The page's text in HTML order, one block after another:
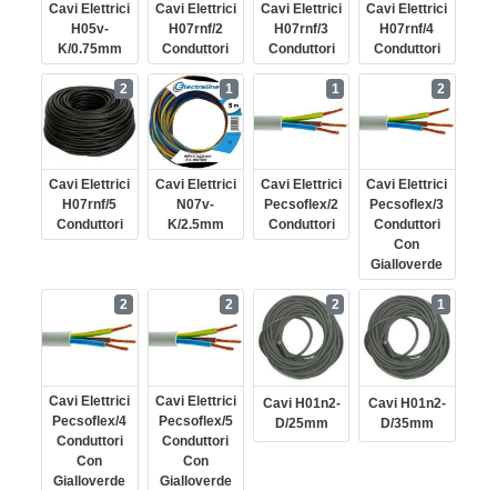
Cavi Elettrici
H05v-
K/0.75mm
Cavi Elettrici
H07rnf/2
Conduttori
Cavi Elettrici
H07rnf/3
Conduttori
Cavi Elettrici
H07rnf/4
Conduttori
Cavi Elettrici
H07rnf/5
Conduttori
2
Cavi Elettrici
N07v-
K/2.5mm
1
Cavi Elettrici
Pecsoflex/2
Conduttori
1
Cavi Elettrici
Pecsoflex/3
Conduttori
Con
Gialloverde
2
Cavi Elettrici
Pecsoflex/4
Conduttori
Con
Gialloverde
2
Cavi Elettrici
Pecsoflex/5
Conduttori
Con
Gialloverde
2
Cavi H01n2-
D/25mm
2
Cavi H01n2-
D/35mm
1